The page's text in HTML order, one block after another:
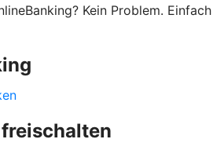
Kein Problem. Einfach